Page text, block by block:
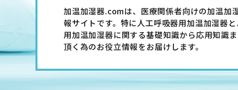
加温加湿器.comは、医療関係者向けの加温加
報サイトです。特に人工呼吸器用加温加湿器
用加温加湿器に関する基礎知識から応用知識
頂く為のお役立情報をお届けします。